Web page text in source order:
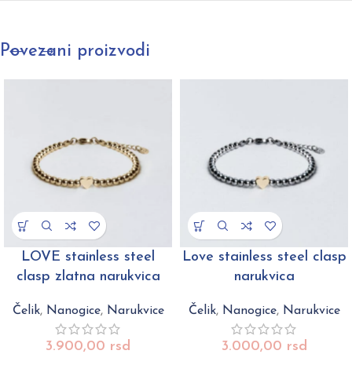
Povezani proizvodi
LOVE stainless steel
clasp zlatna narukvica
Čelik, Nanogice, Narukvice
3.900,00 rsd
Love stainless steel clasp
narukvica
Čelik, Nanogice, Narukvice
3.000,00 rsd